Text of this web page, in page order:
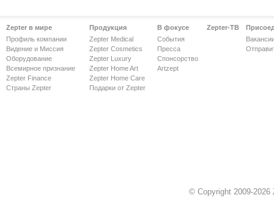
Zepter в мире
Профиль компании
Видение и Миссия
Оборудование
Всемирное признание
Zepter Finance
Страны Zepter
Продукция
Zepter Medical
Zepter Cosmetics
Zepter Luxury
Zepter Home Art
Zepter Home Care
Подарки от Zepter
В фокусе
События
Пресса
Спонсорство
Artzept
Zepter-ТВ
© Copyright 2009-